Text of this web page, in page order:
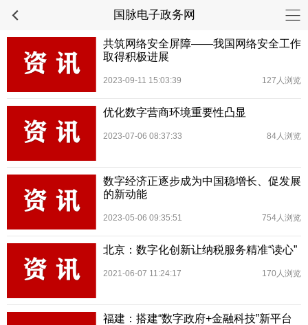
国脉电子政务网
共筑网络安全屏障——我国网络安全工作
取得积极进展
2023-09-11 15:03:39 127人浏览
优化数字营商环境重要性凸显
2023-07-06 08:37:33 84人浏览
数字经济正逐步成为中国稳增长、促发展
的新动能
2023-05-06 09:35:51 754人浏览
北京：数字化创新让纳税服务精准“读心”
2021-06-07 11:24:17 170人浏览
福建：搭建“数字政府+金融科技”新平台